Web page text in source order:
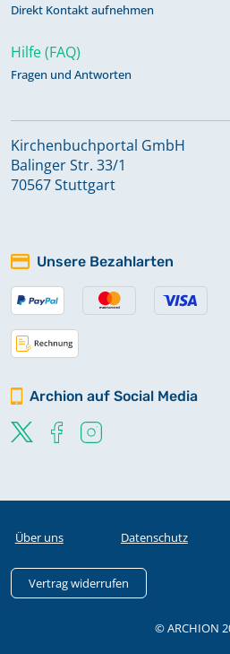
Direkt Kontakt aufnehmen
Hilfe (FAQ)
Fragen und Antworten
Kirchenbuchportal GmbH
Balinger Str. 33/1
70567 Stuttgart
Unsere Bezahlarten
Archion auf Social Media
Über uns Datenschutz
Vertrag widerrufen
© ARCHION